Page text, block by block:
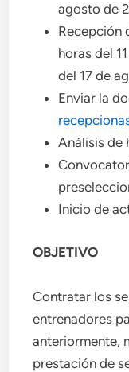
agosto de
Recepción
horas del
del 17 de
Enviar la
Análisis de
Inicio de
OBJETIVO
Contratar los
entrenadores
anteriormente,
prestación de